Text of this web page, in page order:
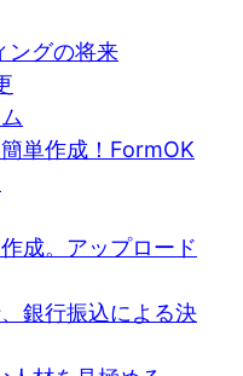
ングの将来
単作成！FormOK
成。アップロード
銀行振込による決